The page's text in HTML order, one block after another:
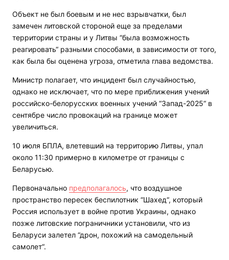
Объект не был боевым и не нес взрывчатки, был
замечен литовской стороной еще за пределами
территории страны и у Литвы “была возможность
реагировать“ разными способами, в зависимости от того,
как была бы оценена угроза, отметила глава ведомства.
Министр полагает, что инцидент был случайностью,
однако не исключает, что по мере приближения учений
российско-белорусских военных учений “Запад-2025“ в
сентябре число провокаций на границе может
увеличиться.
10 июля БПЛА, влетевший на территорию Литвы, упал
около 11:30 примерно в километре от границы с
Беларусью.
Первоначально предполагалось, что воздушное
пространство пересек беспилотник “Шахед“, который
Россия использует в войне против Украины, однако
позже литовские пограничники установили, что из
Беларуси залетел “дрон, похожий на самодельный
самолет“.